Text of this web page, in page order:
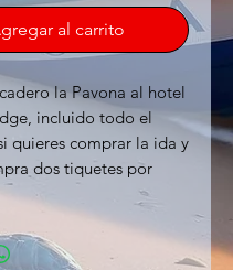
al carrito
la Pavona al hotel
incluido todo el
quieres comprar la ida y
dos tiquetes por